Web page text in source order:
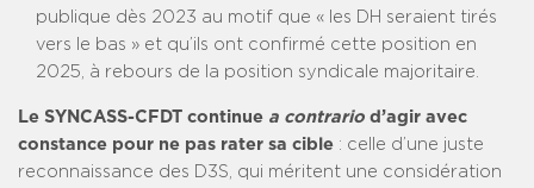
publique dès 2023 au motif que « les DH seraient tirés
vers le bas » et qu’ils ont confirmé cette position en
2025, à rebours de la position syndicale majoritaire.
Le SYNCASS-CFDT continue a contrario d’agir avec
constance pour ne pas rater sa cible : celle d’une juste
reconnaissance des D3S, qui méritent une considération